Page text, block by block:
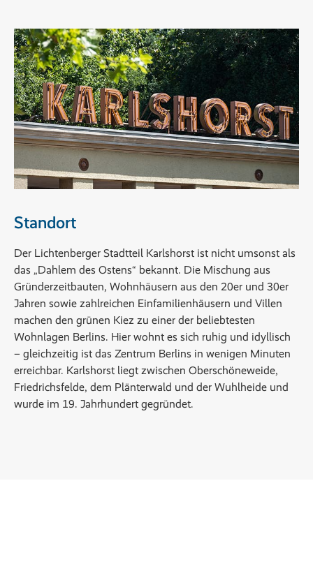
Standort
Der Lichtenberger Stadtteil Karlshorst ist nicht umsonst als
das „Dahlem des Ostens“ bekannt. Die Mischung aus
Gründerzeitbauten, Wohnhäusern aus den 20er und 30er
Jahren sowie zahlreichen Einfamilienhäusern und Villen
machen den grünen Kiez zu einer der beliebtesten
Wohnlagen Berlins. Hier wohnt es sich ruhig und idyllisch
– gleichzeitig ist das Zentrum Berlins in wenigen Minuten
erreichbar. Karlshorst liegt zwischen Oberschöneweide,
Friedrichsfelde, dem Plänterwald und der Wuhlheide und
wurde im 19. Jahrhundert gegründet.